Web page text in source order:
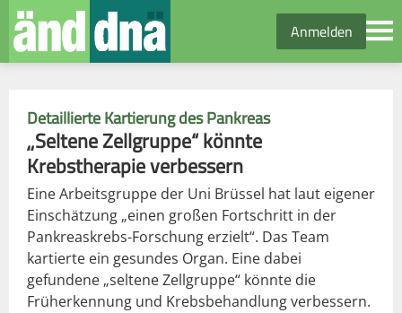
Anmelden
Detaillierte Kartierung des Pankreas
„Seltene Zellgruppe“ könnte
Krebstherapie verbessern
Eine Arbeitsgruppe der Uni Brüssel hat laut eigener
Einschätzung „einen großen Fortschritt in der
Pankreaskrebs-Forschung erzielt“. Das Team
kartierte ein gesundes Organ. Eine dabei
gefundene „seltene Zellgruppe“ könnte die
Früherkennung und Krebsbehandlung verbessern.